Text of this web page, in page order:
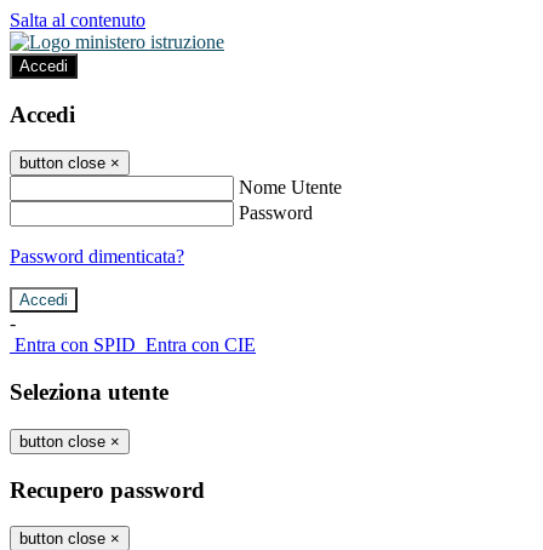
Salta al contenuto
Accedi
Accedi
button close ×
Nome Utente
Password
Password dimenticata?
-
Entra con SPID Entra con CIE
Seleziona utente
button close ×
Recupero password
button close ×